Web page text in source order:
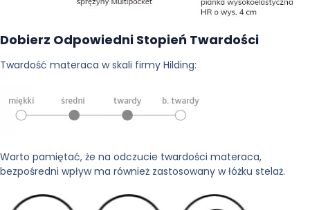
Dobierz Odpowiedni Stopień Twardości
Twardość materaca w skali firmy Hilding:
Warto pamiętać, że na odczucie twardości materaca,
bezpośredni wpływ ma również zastosowany w łóżku stelaż.